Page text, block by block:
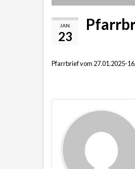
JAN.
23
Pfarrbrief vom 27.01.2025-